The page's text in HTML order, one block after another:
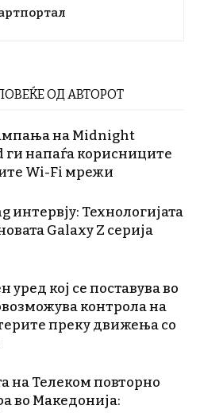
ОД АВТОРОТ
на Midnight
ги напаѓа корисниците
Wi-Fi мрежи
интервју: Технологијата
Galaxy Z серија
уред кој се поставува во
контрола на
преку движења со
на Телеком повторно
во Македонија: